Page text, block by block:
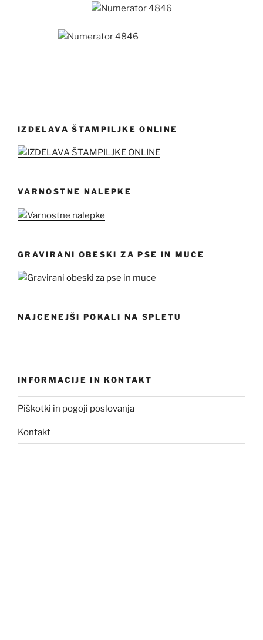
IZDELAVA ŠTAMPILJKE ONLINE
VARNOSTNE NALEPKE
GRAVIRANI OBESKI ZA PSE IN MUCE
NAJCENEJŠI POKALI NA SPLETU
INFORMACIJE IN KONTAKT
Piškotki in pogoji poslovanja
Kontakt